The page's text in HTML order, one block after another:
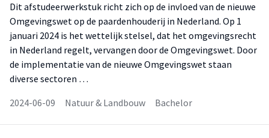
Dit afstudeerwerkstuk richt zich op de invloed van de nieuwe
Omgevingswet op de paardenhouderij in Nederland. Op 1
januari 2024 is het wettelijk stelsel, dat het omgevingsrecht
in Nederland regelt, vervangen door de Omgevingswet. Door
de implementatie van de nieuwe Omgevingswet staan
diverse sectoren …
2024-06-09
Natuur & Landbouw Bachelor